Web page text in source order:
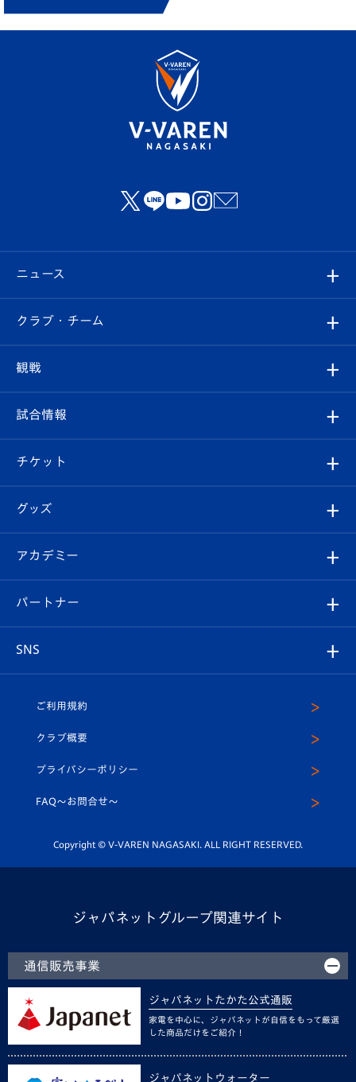
ニュース
すべて
クラブ
試合情報
チケット
イベント
メディア
ホームタウン
クラブ・チーム
クラブ概要
エンブレム紹介
スタッフプロフィール
マスコット紹介
平和祈念活動
ホームタウン活動
観戦
観戦ルール
はじめての観戦ガイド
Revive Team
ヴィヴィくんの長崎おもてなしガイド
試合情報
試合日程/結果
フォトギャラリー
スタジアムグルメ
チケット
チケット
V-LOVERS（ファンクラブ）
プレイヤーズスイート
グッズ
オンラインショップ
店舗情報
アカデミー
育成からのお知らせ
U-18
スクール
パートナー
SNS
ヴィヴィくんインスタグラム
公式LINE＠
ご利用規約
クラブ概要
プライバシーポリシー
FAQ〜お問合せ〜
Copyright © V-VAREN NAGASAKI. ALL RIGHT RESERVED.
ジャパネットグループ関連サイト
通信販売事業
ジャパネットたかた公式通販
家電を中心に、ジャパネットが自信をもって厳選
した商品だけをご紹介！
ジャパネットウォーター